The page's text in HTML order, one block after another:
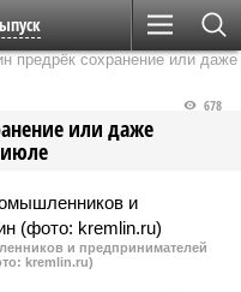
предрёк сохранение или даже
или даже
678
и предпринимателей
kremlin.ru)